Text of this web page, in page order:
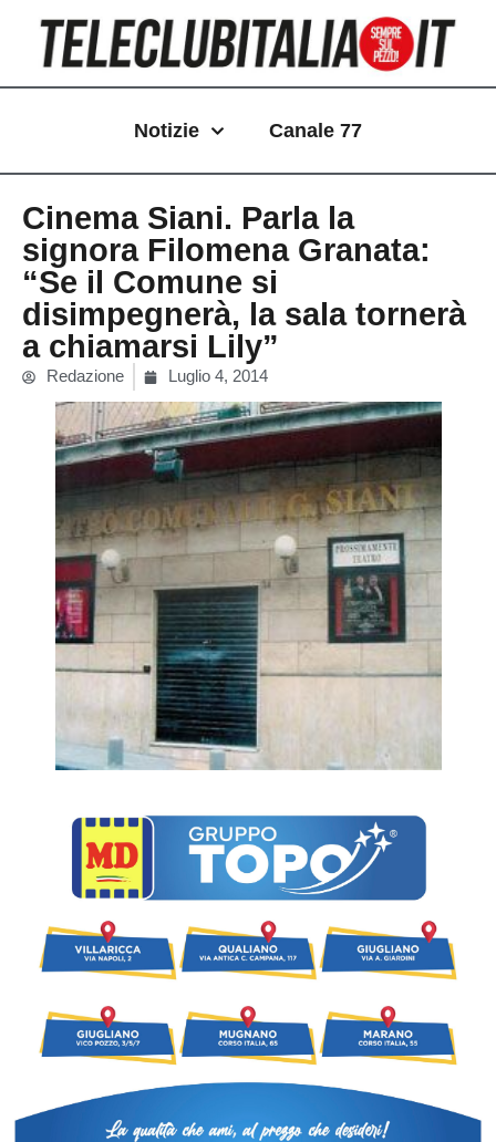
contenuto
Notizie Canale 77
Cinema Siani. Parla la
signora Filomena Granata:
“Se il Comune si
disimpegnerà, la sala tornerà
a chiamarsi Lily”
Redazione Luglio 4, 2014